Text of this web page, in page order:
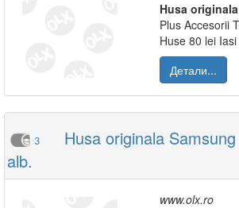
Husa originala
Plus Accesorii
Huse 80 lei
Детали...
3
Husa originala
alb.
www.olx.ro